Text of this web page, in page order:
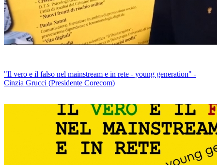
"Il vero e il falso nel mainstream e in rete - young generation" -
Cinzia Grucci (Presidente Corecom)